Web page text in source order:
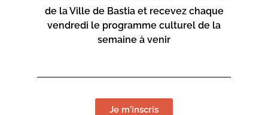
de la Ville de Bastia et recevez chaque
vendredi le programme culturel de la
semaine à venir
Je m'inscris